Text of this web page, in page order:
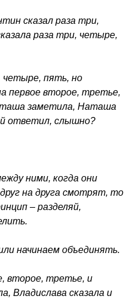
сказал раза три,
раза три, четыре,
четыре, пять, но
первое второе, третье,
заметила, Наташа
ответил, слышно?
ними, когда они
на друга смотрят, то
– разделяй,
начинаем объединять.
второе, третье, и
Владислава сказала и